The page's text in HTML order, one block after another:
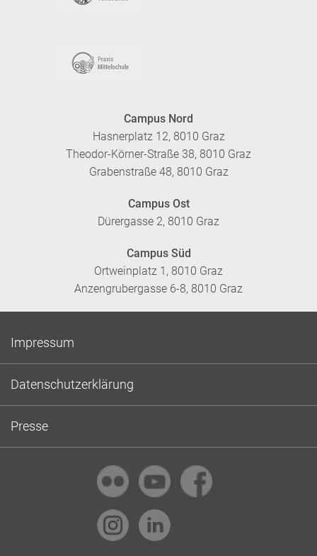
Campus Nord
Hasnerplatz 12, 8010 Graz
Theodor-Körner-Straße 38, 8010 Graz
Grabenstraße 48, 8010 Graz
Campus Ost
Dürergasse 2, 8010 Graz
Campus Süd
Ortweinplatz 1, 8010 Graz
Anzengrubergasse 6-8, 8010 Graz
Impressum
Datenschutzerklärung
Presse